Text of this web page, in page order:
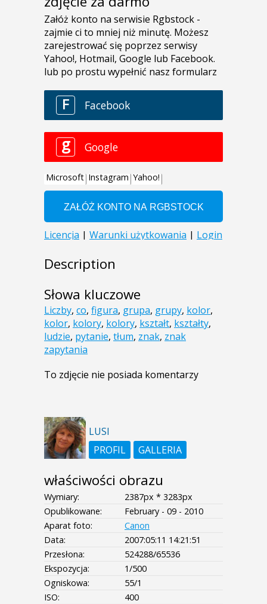
Description
Słowa kluczowe
Liczby, co, figura, grupa, grupy, kolor,
kolor, kolory, kolory, kształt, kształty,
ludzie, pytanie, tłum, znak, znak
zapytania
To zdjęcie nie posiada komentarzy
LUSI
PROFIL
GALLERIA
właściwości obrazu
Wymiary:
2387px * 3283px
Opublikowane:
February - 09 - 2010
Aparat foto:
Canon
Data:
2007:05:11 14:21:51
Przesłona:
524288/65536
Ekspozycja:
1/500
Ogniskowa:
55/1
ISO:
400